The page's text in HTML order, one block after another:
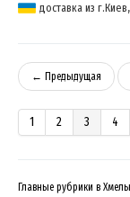
доставка из
← Предыдущая
1 2 3 4
Главные рубрики в